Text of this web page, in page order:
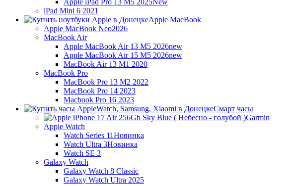
Apple iPad Pro 13 M5 2025New
iPad Mini 6 2021
Apple MacBook
Apple MacBook Neo2026
MacBook Air
Apple MacBook Air 13 M5 2026new
Apple MacBook Air 15 M5 2026new
MacBook Air 13 M1 2020
MacBook Pro
MacBook Pro 13 M2 2022
MacBook Pro 14 2023
Macbook Pro 16 2023
Смарт часы
Garmin
Apple Watch
Watch Series 11Новинка
Watch Ultra 3Новинка
Watch SE 3
Galaxy Watch
Galaxy Watch 8 Classic
Galaxy Watch Ultra 2025